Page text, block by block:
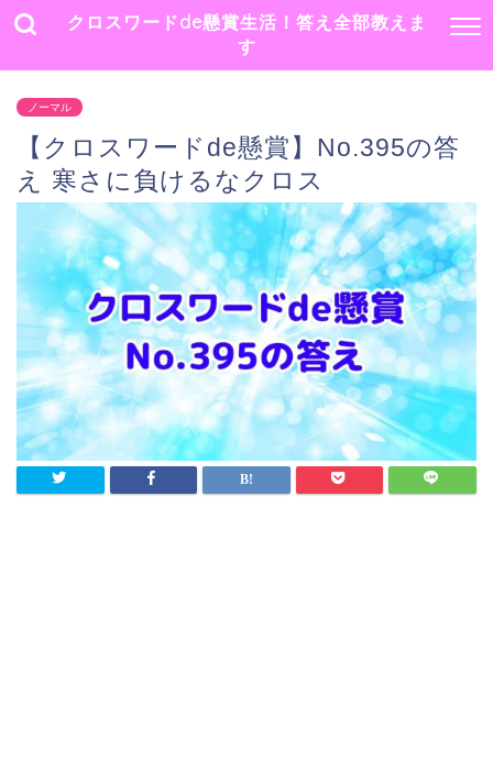
クロスワードde懸賞生活！答え全部教えま
す
ノーマル
【クロスワードde懸賞】No.395の答
え 寒さに負けるなクロス